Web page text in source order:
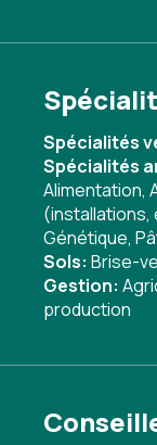
Spécialités
Spécialités
Alimentation,
(installations,
Génétique,
Sols: Brise-
Gestion:
production